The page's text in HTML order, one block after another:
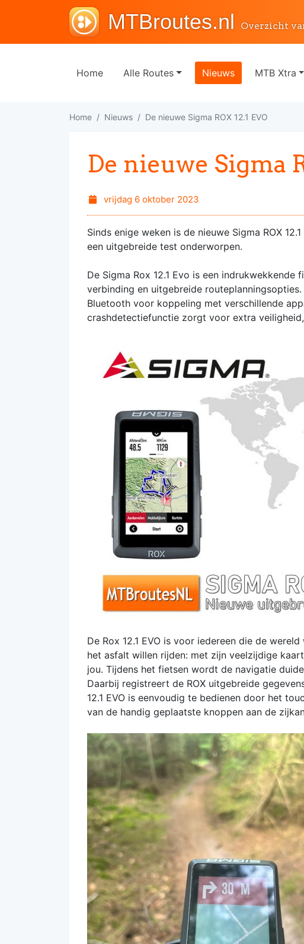
MTBroutes.nl Overzicht
Home Alle Routes Nieuws MTB Xtra
Home Nieuws De nieuwe Sigma ROX 12.1 EVO
De nieuwe Sigma
vrijdag 6 oktober 2023
Sinds enige weken is de nieuwe Sigma ROX
een uitgebreide test onderworpen.
De Sigma Rox 12.1 Evo is een
verbinding en uitgebreide
Bluetooth voor koppeling met verschillende
crashdetectiefunctie zorgt voor extra
De Rox 12.1 EVO is voor iedereen die de
het asfalt willen rijden: met zijn veelzijdige
jou. Tijdens het fietsen wordt de navigatie
Daarbij registreert de ROX uitgebreide
12.1 EVO is eenvoudig te bedienen door het
van de handig geplaatste knoppen aan de